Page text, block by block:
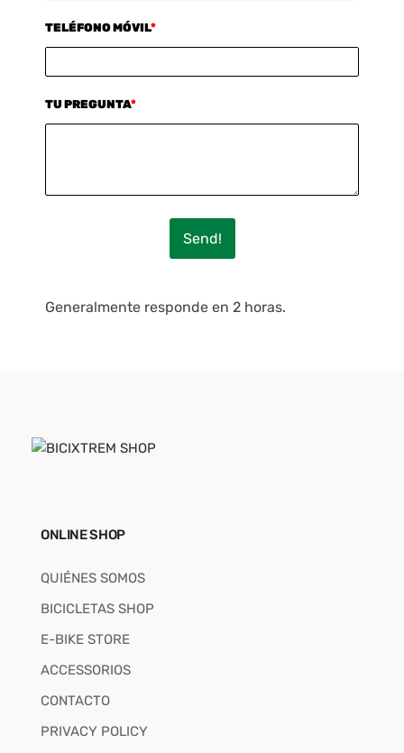
TELÉFONO MÓVIL*
TU PREGUNTA*
Send!
Generalmente responde en 2 horas.
ONLINE SHOP
QUIÉNES SOMOS
BICICLETAS SHOP
E-BIKE STORE
ACCESSORIOS
CONTACTO
PRIVACY POLICY